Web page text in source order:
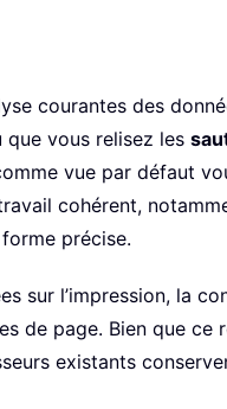
courantes des
que vous relisez les
vue par défaut
cohérent,
précise.
sur l’impression, la
de page. Bien que ce
existants